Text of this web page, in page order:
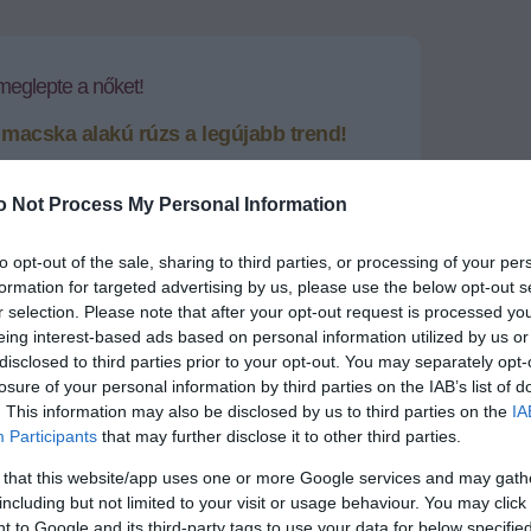
Not Process My Personal Information
opt-out of the sale, sharing to third parties, or processing of your
for targeted advertising by us, please use the below opt-out
selection. Please note that after your opt-out request is processed
interest-based ads based on personal information utilized by us
to third parties prior to your opt-out. You may separately
of your personal information by third parties on the IAB’s list of
This information may also be disclosed by us to third parties on the
Participants that may further disclose it to other third parties.
that this website/app uses one or more Google services and may
but not limited to your visit or usage behaviour. You may
a nőket!
alakú rúzs a legújabb trend!
érdekeset.
+-
divatház
cica alakú
elő. A nem átlagos
három árnyalatban kaphatóak majd: mályva,
színben, melyek különböző elnevezéseket
Lune, Over the Moon, Moon Shadow).
alakja, hanem csomagolásuk is különleges: a régi
hattyú és egyéb virágmotívumaival, melyet a Paul
egyes darabjai ihlettek.